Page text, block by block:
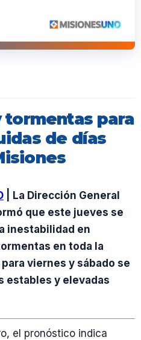
para
de días
| La Dirección General
que este jueves se
inestabilidad en
en toda la
viernes y sábado se
estables y elevadas
el pronóstico indica